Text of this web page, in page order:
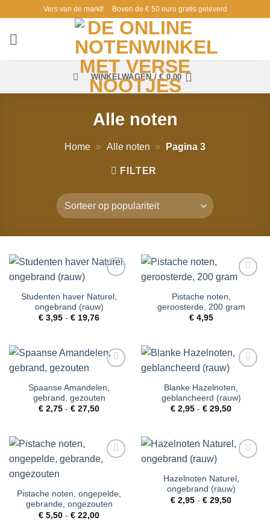
inhoud
Vers van de markt! Boven de € 50 euro gratis geleverd
WINKELWAGEN /€ 0,00
Alle noten
Home » Alle noten » Pagina 3
FILTER
aan
verlanglijst
Studenten haver Naturel,
ongebrand (rauw)
€ 3,95 - € 19,76Prijsklasse:
Toevoegen
verlanglijst
Pistache noten,
geroosterde, 200 gram
€4,95
verlanglijst
Spaanse Amandelen,
gebrand, gezouten
€ 2,75 - € 27,50Prijsklasse:
Toevoegen
verlanglijst
Blanke Hazelnoten,
geblancheerd (rauw)
€ 2,95 - € 29,50
Pistache noten, ongepelde,
gebrande, ongezouten
€ 5,50 - € 22,00Prijsklasse:
aan
verlanglijst
Hazelnoten Naturel,
ongebrand (rauw)
€ 2,95 - € 29,50